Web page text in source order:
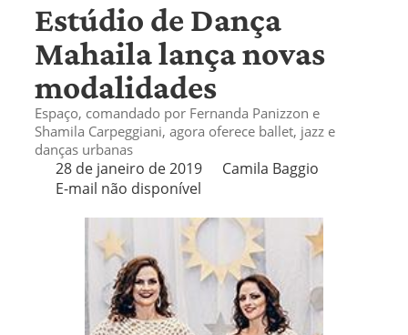
Estúdio de Dança
Mahaila lança novas
modalidades
Espaço, comandado por Fernanda Panizzon e
Shamila Carpeggiani, agora oferece ballet, jazz e
danças urbanas
28 de janeiro de 2019
Camila Baggio
E-mail não disponível